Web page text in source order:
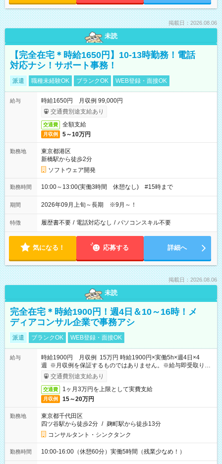
掲載日：2026.08.06
未読
【完全在宅＊時給1650円】10-13時勤務！電話
対応ナシ！サポート事務！
派遣 職種未経験OK ブランクOK WEB登録・面接OK
給与
時給1650円 月収例 99,000円
交通費別途支給あり
交通費 全額支給
月収例 5～10万円
勤務地
東京都港区
新橋駅から徒歩2分
ソフトウェア開発
勤務時間 10:00～13:00(実働3時間 休憩なし) #15時まで
期間 2026年09月上旬～長期 ※9月～！
特徴 履歴書不要 / 電話対応なし / パソコンスキル不要
気になる！ 応募する 詳細へ
掲載日：2026.08.06
未読
完全在宅＊時給1900円！週4日＆10～16時！メ
ディアコンサル企業で事務アシ
派遣 ブランクOK WEB登録・面接OK
給与
時給1900円 月収例 15万円 時給1900円×実働5h×週4日×4
週 ※月収例を保証するものではありません。※給与即受取りサ
ービス利用可（利用条件有）
交通費別途支給あり
交通費 1ヶ月3万円を上限として実費支給
月収例 15～20万円
勤務地
東京都千代田区
四ツ谷駅から徒歩2分 / 麹町駅から徒歩13分
コンサルタント・シンクタンク
勤務時間 10:00-16:00（休憩60分）実働5時間（残業少なめ！）